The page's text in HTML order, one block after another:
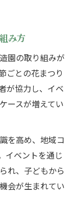
み方
園の取り組みが
ごとの花まつり
が協力し、イベ
ースが増えてい
を高め、地域コ
イベントを通じ
れ、子どもから
会が生まれてい